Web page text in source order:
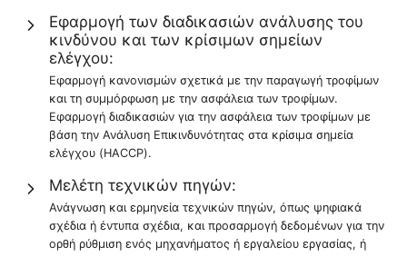
Εφαρμογή των διαδικασιών ανάλυσης του
κινδύνου και των κρίσιμων σημείων
ελέγχου:
Εφαρμογή κανονισμών σχετικά με την παραγωγή τροφίμων
και τη συμμόρφωση με την ασφάλεια των τροφίμων.
Εφαρμογή διαδικασιών για την ασφάλεια των τροφίμων με
βάση την Ανάλυση Επικινδυνότητας στα κρίσιμα σημεία
ελέγχου (HACCP).
Μελέτη τεχνικών πηγών:
Ανάγνωση και ερμηνεία τεχνικών πηγών, όπως ψηφιακά
σχέδια ή έντυπα σχέδια, και προσαρμογή δεδομένων για την
ορθή ρύθμιση ενός μηχανήματος ή εργαλείου εργασίας, ή